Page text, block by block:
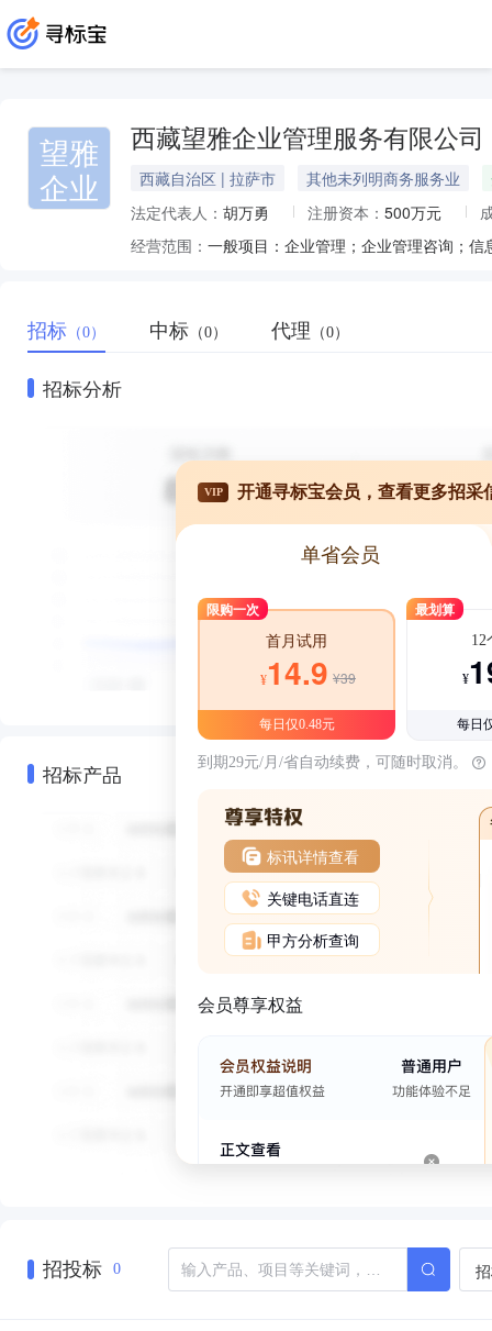
望雅
企业
西藏望雅企业管理服务有限公司
西藏自治区 | 拉萨市 其他未列明商务服务业
法定代表人： 胡万勇 注册资本： 500万元
经营范围：
招标 （0） 中标 （0） 代理 （0）
招标分析
招标产品
VIP 开通寻标宝会员，查看更多招采
单省会员
限购一次
首月试用
¥14.9 ¥39
每日仅0.48元
最划算
12
¥
每日
到期29元/月/省自动续费，可随时取消。
标讯详情查看
关键电话直连
甲方分析查询
会员尊享权益
招投标 0